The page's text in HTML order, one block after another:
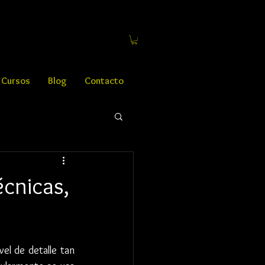
Cursos Blog Contacto
de detalle tan